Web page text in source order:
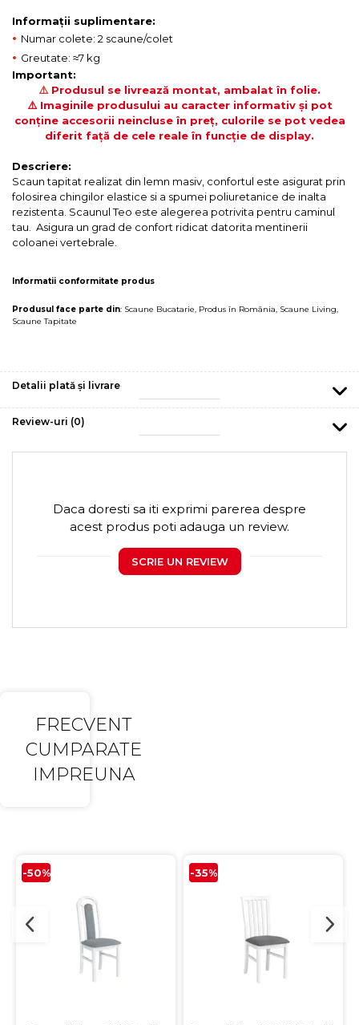
Informații suplimentare:
• Numar colete: 2 scaune/colet
• Greutate: ≈7 kg
Important:
⚠️Produsul se livrează montat, ambalat în folie.
⚠️ Imaginile produsului au caracter informativ și pot
conține accesorii neincluse în preț, culorile se pot vedea
diferit față de cele reale în funcție de display.
Descriere:
Scaun tapitat realizat din lemn masiv, confortul este asigurat prin
folosirea chingilor elastice si a spumei poliuretanice de inalta
rezistenta. Scaunul Teo este alegerea potrivita pentru caminul
tau. Asigura un grad de confort ridicat datorita mentinerii
coloanei vertebrale.
Informatii conformitate produs
Produsul face parte din: Scaune Bucatarie, Produs în România, Scaune Living,
Scaune Tapitate
Detalii plată și livrare
Review-uri (0)
Daca doresti sa iti exprimi parerea despre
acest produs poti adauga un review.
SCRIE UN REVIEW
FRECVENT
CUMPARATE
IMPREUNA
-50% -35%